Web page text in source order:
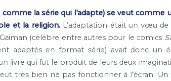
la série qui l’adapte) se veut
et la religion.L’adaptation était un vœu de
(célèbre entre autres pour le comics
adaptés en format série) avait donc un
livre qui fut le produit de leurs deux
très bien ne pas fonctionner à l’écran.